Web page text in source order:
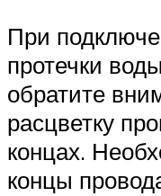
При
протечки
обратите
расцветку
концах.
концы